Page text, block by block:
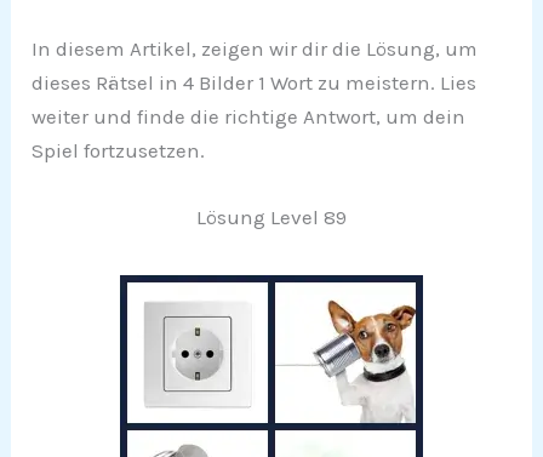
In diesem Artikel, zeigen wir dir die Lösung, um
dieses Rätsel in 4 Bilder 1 Wort zu meistern. Lies
weiter und finde die richtige Antwort, um dein
Spiel fortzusetzen.
Lösung Level 89